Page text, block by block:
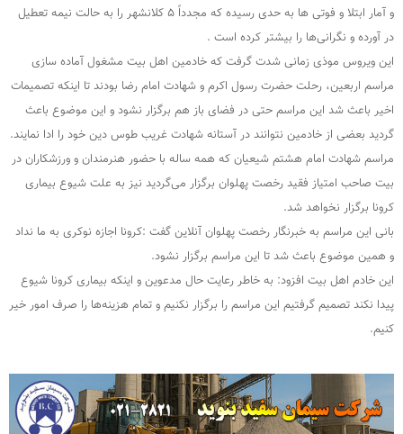
و آمار ابتلا و فوتی ها به حدی رسیده که مجدداً ۵ کلانشهر را به حالت نیمه تعطیل
در آورده و نگرانی‌ها را بیشتر کرده است .
این ویروس موذی زمانی شدت گرفت که خادمین اهل بیت مشغول آماده سازی
مراسم اربعین، رحلت حضرت رسول اکرم و شهادت امام رضا بودند تا اینکه تصمیمات
اخیر باعث شد این مراسم حتی در فضای باز هم برگزار نشود و این موضوع باعث
گردید بعضی از خادمین نتوانند در آستانه شهادت غریب طوس دین خود را ادا نمایند.
مراسم شهادت امام هشتم شیعیان که همه ساله با حضور هنرمندان و ورزشکاران در
بیت صاحب امتیاز فقید رخصت پهلوان برگزار می‌گردید نیز به علت شیوع بیماری
کرونا برگزار نخواهد شد.
بانی این مراسم به خبرنگار رخصت پهلوان آنلاین گفت :کرونا اجازه نوکری به ما نداد
و همین موضوع باعث شد تا این مراسم برگزار نشود.
این خادم اهل بیت افزود: به خاطر رعایت حال مدعوین و اینکه بیماری کرونا شیوع
پیدا نکند تصمیم گرفتیم این مراسم را برگزار نکنیم و تمام هزینه‌ها را صرف امور خیر
کنیم.